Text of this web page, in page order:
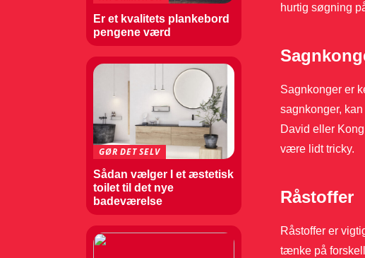
hurtig søgning
Sagnkonger er
sagnkonger,
David eller
være lidt tricky.
Råstoffer
Råstoffer er
tænke på
Er et kvalitets plankebord
pengene værd
GØR DET SELV
Sådan vælger I et æstetisk
toilet til det nye
badeværelse